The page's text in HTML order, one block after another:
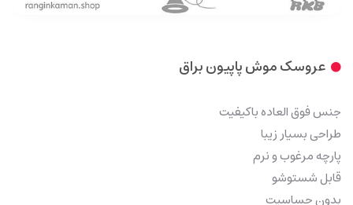
عروسک موش پاپیون براق
جنس فوق العاده باکیفیت
طراحی بسیار زیبا
پارچه مرغوب و نرم
قابل شستوشو
بدون حساسیت